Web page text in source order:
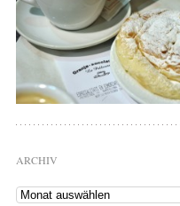
ARCHIV
Archiv